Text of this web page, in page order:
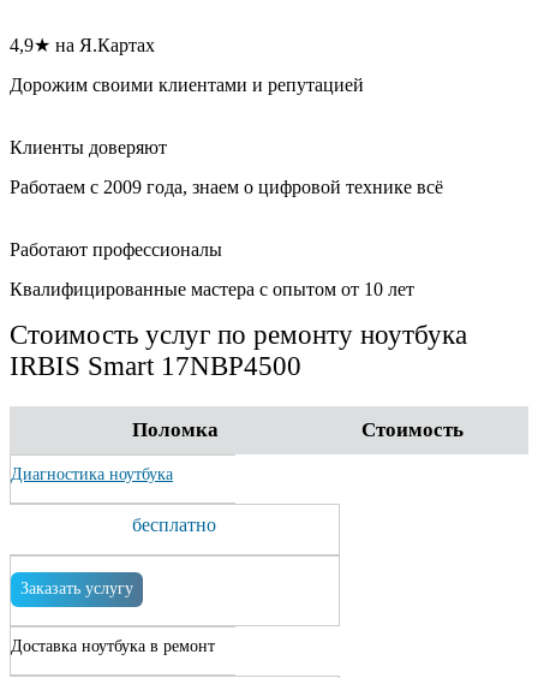
4,9★ на Я.Картах
Дорожим своими клиентами и репутацией
Клиенты доверяют
Работаем с 2009 года, знаем о цифровой технике всё
Работают профессионалы
Квалифицированные мастера с опытом от 10 лет
Стоимость услуг по ремонту ноутбука
IRBIS Smart 17NBP4500
Поломка Стоимость
Диагностика ноутбука
бесплатно
Заказать услугу
Доставка ноутбука в ремонт